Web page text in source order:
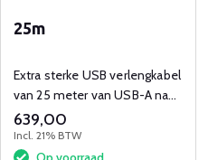
25m
Extra sterke USB verlengkabel
van 25 meter van USB-A naar
USB-C voor o.a. Logitech
Tap.
639,00
Incl. 21% BTW